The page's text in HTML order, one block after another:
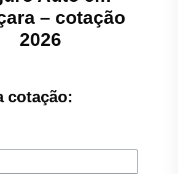
– cotação
2026
cotação: